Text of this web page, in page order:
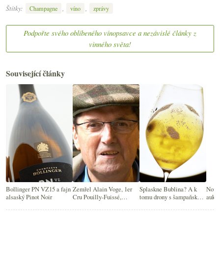
Štítky:
Champagne , víno , zprávy
Podpořte svého oblíbeného vínopsavce a nezávislé články z
vinného světa!
Související články
Bollinger PN VZ15 a fajn
alsaský Pinot Noir
Zemřel Alain Voge, 1er
Cru Pouilly-Fuissé,
Salmon a další novinky
Splaskne Bublina? A k
tomu drony s šampaňským